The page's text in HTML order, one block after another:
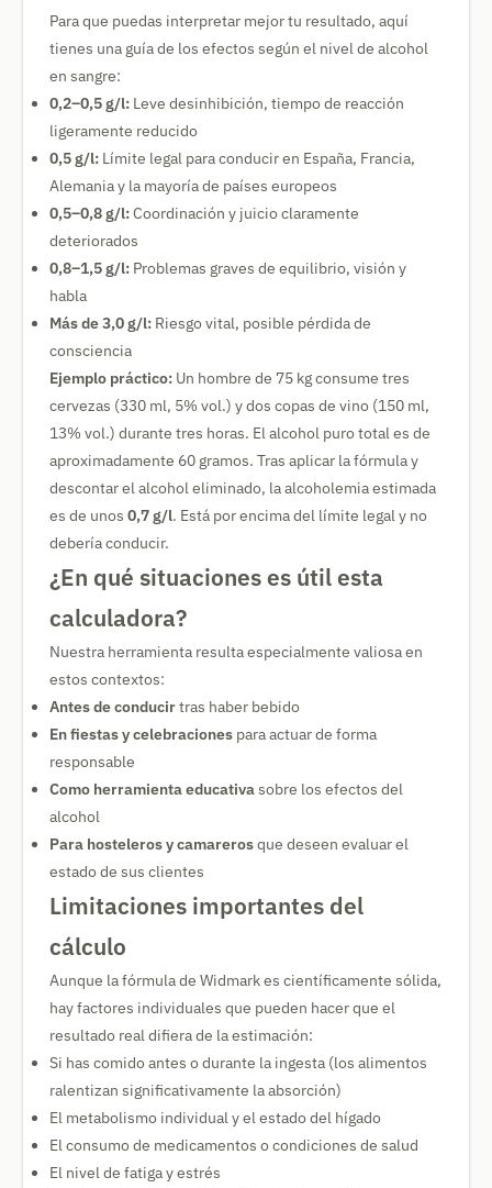
Para que puedas interpretar mejor tu resultado, aquí
tienes una guía de los efectos según el nivel de alcohol
en sangre:
0,2–0,5 g/l: Leve desinhibición, tiempo de reacción
ligeramente reducido
0,5 g/l: Límite legal para conducir en España, Francia,
Alemania y la mayoría de países europeos
0,5–0,8 g/l:Coordinación y juicio claramente
deteriorados
0,8–1,5 g/l: Problemas graves de equilibrio, visión y
habla
Más de 3,0 g/l: Riesgo vital, posible pérdida de
consciencia
Ejemplo práctico: Un hombre de 75 kg consume tres
cervezas (330 ml, 5% vol.) y dos copas de vino (150 ml,
13% vol.) durante tres horas. El alcohol puro total es de
aproximadamente 60 gramos. Tras aplicar la fórmula y
descontar el alcohol eliminado, la alcoholemia estimada
es de unos 0,7 g/l. Está por encima del límite legal y no
debería conducir.
¿En qué situaciones es útil esta
calculadora?
Nuestra herramienta resulta especialmente valiosa en
estos contextos:
Antes de conducirtras haber bebido
En fiestas y celebraciones para actuar de forma
responsable
Como herramienta educativasobre los efectos del
alcohol
Para hosteleros y camarerosque deseen evaluar el
estado de sus clientes
Limitaciones importantes del
cálculo
Aunque la fórmula de Widmark es científicamente sólida,
hay factores individuales que pueden hacer que el
resultado real difiera de la estimación:
Si has comido antes o durante la ingesta (los alimentos
ralentizan significativamente la absorción)
El metabolismo individual y el estado del hígado
El consumo de medicamentos o condiciones de salud
El nivel de fatiga y estrés